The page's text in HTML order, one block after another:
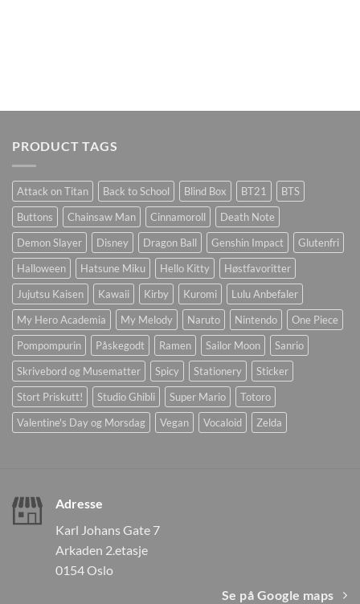
PRODUCT TAGS
Attack on Titan Back to School Blind Box BT21
BTS
Buttons
Chainsaw Man Cinnamoroll
Death Note
Demon Slayer
Disney Dragon Ball Genshin Impact
Glutenfri
Halloween
Hatsune Miku Hello Kitty
Høstfavoritter
Jujutsu Kaisen
Kawaii Kirby Kuromi
Lulu Anbefaler
My Hero Academia
My Melody Naruto Nintendo
One Piece
Pompompurin
Påskegodt Ramen Sailor Moon
Sanrio
Skrivebord og Musematter
Spicy Stationery
Sticker
Stort Priskutt!
Studio Ghibli Super Mario
Totoro
Valentine's Day og Morsdag
Vegan Vocaloid Zelda
Adresse
Karl Johans Gate 7
Arkaden 2.etasje
0154 Oslo
Se på Google maps